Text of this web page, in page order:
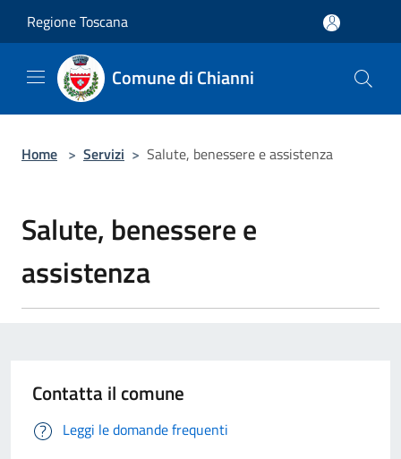
Regione Toscana
Comune di Chianni
Home > Servizi > Salute, benessere e assistenza
Salute, benessere e
assistenza
Contatta il comune
Leggi le domande frequenti